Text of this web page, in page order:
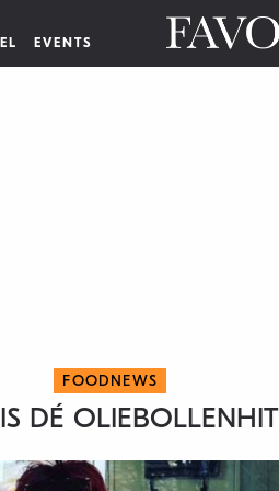
EVENTS
FOODNEWS
DÉ